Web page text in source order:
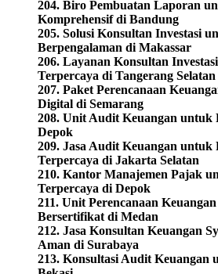
204. Biro Pembuatan Laporan
Komprehensif di Bandung
205. Solusi Konsultan Investasi
Berpengalaman di Makassar
206. Layanan Konsultan
Terpercaya di Tangerang Selatan
207. Paket Perencanaan
Digital di Semarang
208. Unit Audit Keuangan untuk
Depok
209. Jasa Audit Keuangan untuk
Terpercaya di Jakarta Selatan
210. Kantor Manajemen Pajak
Terpercaya di Depok
211. Unit Perencanaan
Bersertifikat di Medan
212. Jasa Konsultan Keuangan
Aman di Surabaya
213. Konsultasi Audit